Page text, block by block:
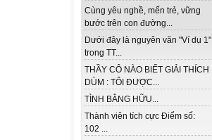
Cùng yêu nghề, mến trẻ, vững
bước trên con đường...
Dưới đây là nguyên văn "Ví dụ 1"
trong TT...
THẦY CÔ NÀO BIẾT GIẢI THÍCH
DÙM : TÔI ĐƯỢC...
TÌNH BẰNG HỮU...
Thành viên tích cực Điểm số:
102 ...